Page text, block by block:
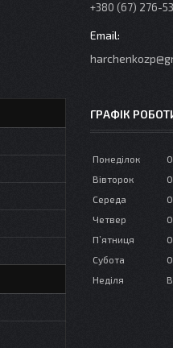
+380 (67) 276-
ГРАФІК
Понеділок
Вівторок
Середа
Четвер
Пʼятниця
Субота
Неділя